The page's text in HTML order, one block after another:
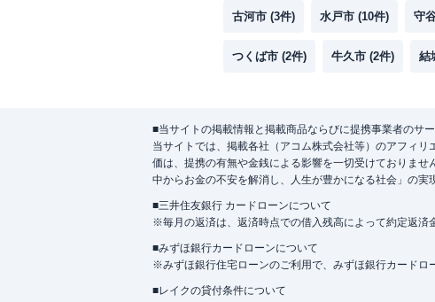
古河市 (3件) 水戸市 (10件) 守
つくば市 (2件) 牛久市 (2件) 結
■当サイトの掲載情報と掲載商品ならびに提携事業者のサ
当サイトでは、掲載各社（アコム株式会社等）のアフィ
価は、提携の有無や金銭による影響を一切受けておりま
中からお金の不安を解消し、人生が豊かになる社会」の実
■三井住友銀行 カードローンについて
※毎月の返済は、返済時点での借入残高によって約定返済
■みずほ銀行カードローンについて
※みずほ銀行住宅ローンのご利用で、みずほ銀行カードロ
■レイクの貸付条件について